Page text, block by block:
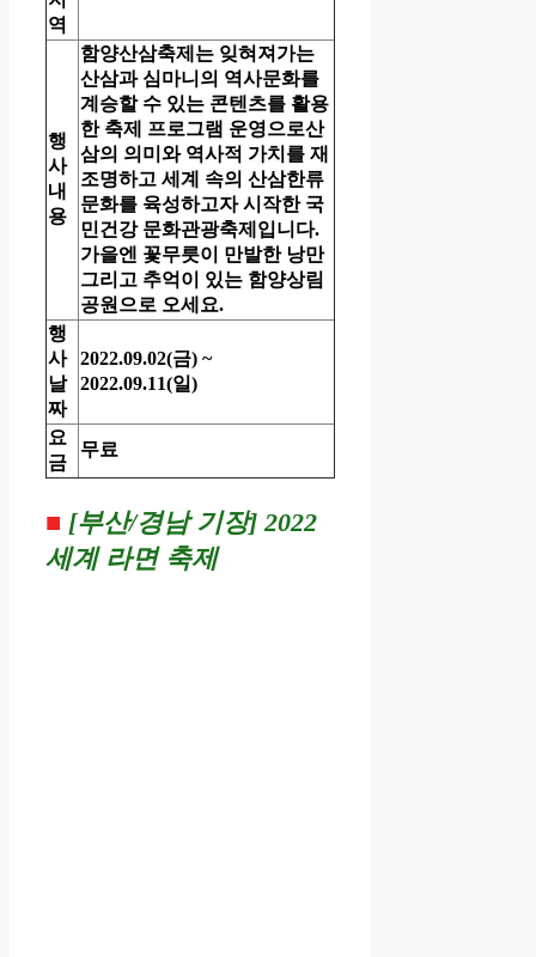
역
행
사
내
용
함양산삼축제는 잊혀져가는
산삼과 심마니의 역사문화를
계승할 수 있는 콘텐츠를 활용
한 축제 프로그램 운영으로산
삼의 의미와 역사적 가치를 재
조명하고 세계 속의 산삼한류
문화를 육성하고자 시작한 국
민건강 문화관광축제입니다.
가을엔 꽃무릇이 만발한 낭만
그리고 추억이 있는 함양상림
공원으로 오세요.
행
사
날
짜
2022.09.02(금) ~
2022.09.11(일)
요
금
무료
■ [부산/경남 기장] 2022
세계 라면 축제